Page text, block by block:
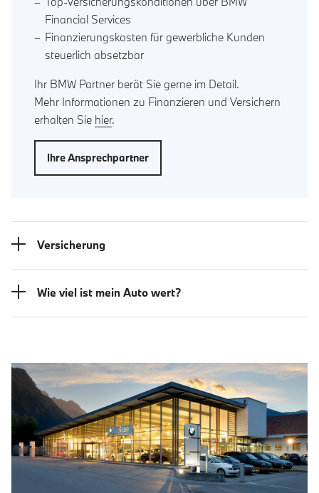
Financial Services
Finanzierungskosten für gewerbliche Kunden
steuerlich absetzbar
Ihr BMW Partner berät Sie gerne im Detail.
Mehr Informationen zu Finanzieren und Versichern
erhalten Sie hier.
Ihre Ansprechpartner
Versicherung
Wie viel ist mein Auto wert?